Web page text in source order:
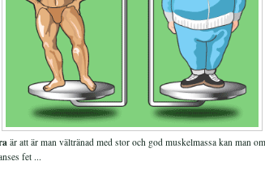
är att är man vältränad med stor och god muskelmassa kan man
fet ...